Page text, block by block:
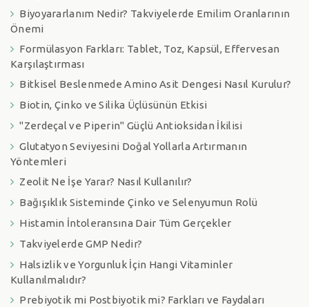
Biyoyararlanım Nedir? Takviyelerde Emilim Oranlarının
Önemi
Formülasyon Farkları: Tablet, Toz, Kapsül, Effervesan
Karşılaştırması
Bitkisel Beslenmede Amino Asit Dengesi Nasıl Kurulur?
Biotin, Çinko ve Silika Üçlüsünün Etkisi
"Zerdeçal ve Piperin" Güçlü Antioksidan İkilisi
Glutatyon Seviyesini Doğal Yollarla Artırmanın
Yöntemleri
Zeolit Ne İşe Yarar? Nasıl Kullanılır?
Bağışıklık Sisteminde Çinko ve Selenyumun Rolü
Histamin İntoleransına Dair Tüm Gerçekler
Takviyelerde GMP Nedir?
Halsizlik ve Yorgunluk İçin Hangi Vitaminler
Kullanılmalıdır?
Prebiyotik mi Postbiyotik mi? Farkları ve Faydaları